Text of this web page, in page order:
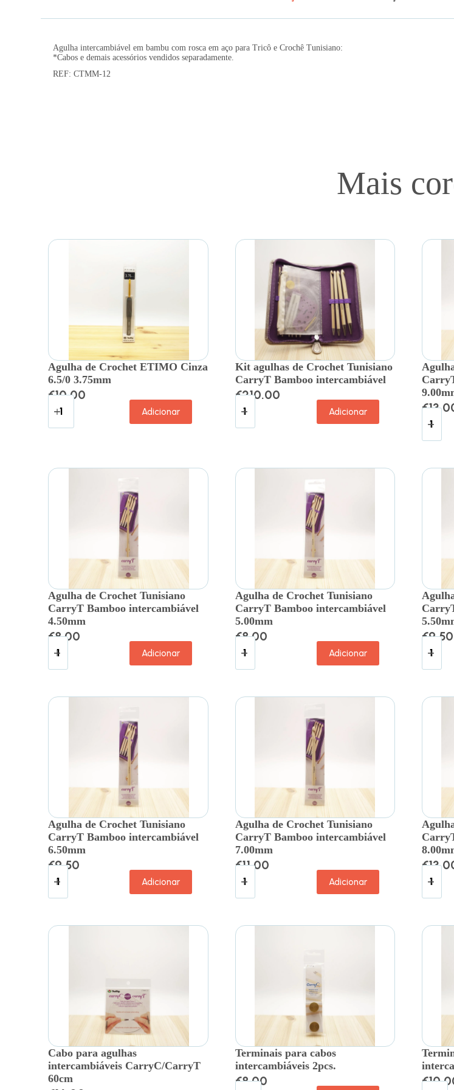
Agulha intercambiável em bambu com rosca em aço para Tricô e Crochê Tunisiano:
*Cabos e demais acessórios vendidos separadamente.
REF: CTMM-12
Mais
Agulha de Crochet ETIMO Cinza
6.5/0 3.75mm
€10.00
Adicionar
Kit agulhas de Crochet Tunisiano
CarryT Bamboo intercambiável
€210.00
Adicionar €
Agulha de Crochet Tunisiano
CarryT Bamboo intercambiável
4.50mm
€8.00
Adicionar
Agulha de Crochet Tunisiano
CarryT Bamboo intercambiável
5.00mm
€8.00
Adicionar
€9.50
Agulha de Crochet Tunisiano
CarryT Bamboo intercambiável
6.50mm
€9.50
Adicionar
Agulha de Crochet Tunisiano
CarryT Bamboo intercambiável
7.00mm
€11.00
Adicionar
€
Cabo para agulhas
intercambiáveis CarryC/CarryT
60cm
Terminais para cabos
intercambiáveis 2pcs.
€8.00 €